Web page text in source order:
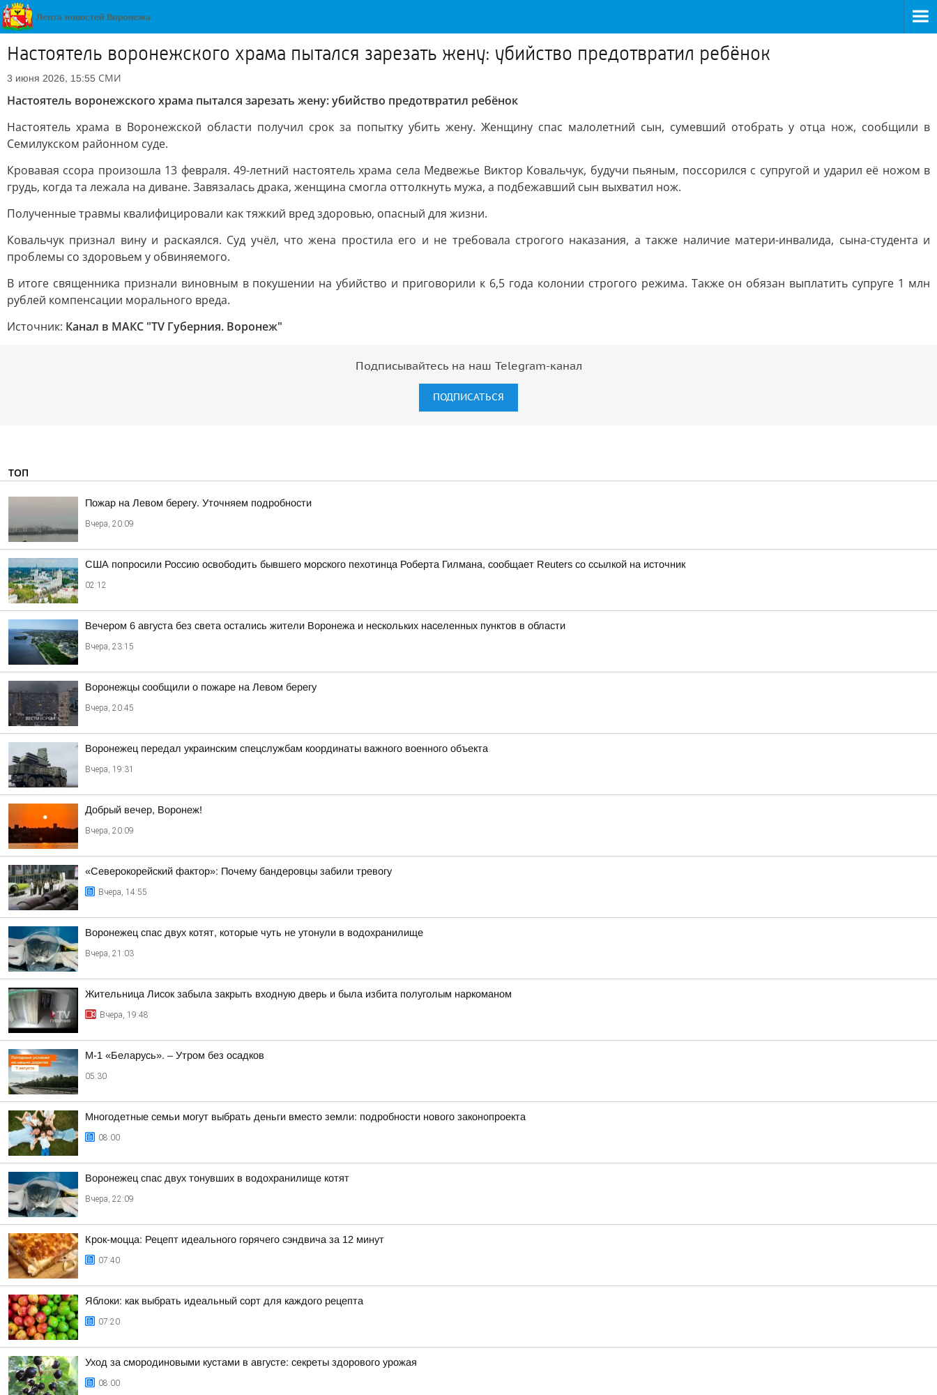
Настоятель воронежского храма пытался зарезать жену: убийство предотвратил ребёнок
3 июня 2026, 15:55 СМИ
Настоятель воронежского храма пытался зарезать жену: убийство предотвратил ребёнок
Настоятель храма в Воронежской области получил срок за попытку убить жену. Женщину спас малолетний сын, сумевший отобрать у отца нож, сообщили в
Семилукском районном суде.
Кровавая ссора произошла 13 февраля. 49-летний настоятель храма села Медвежье Виктор Ковальчук, будучи пьяным, поссорился с супругой и ударил её ножом в
грудь, когда та лежала на диване. Завязалась драка, женщина смогла оттолкнуть мужа, а подбежавший сын выхватил нож.
Полученные травмы квалифицировали как тяжкий вред здоровью, опасный для жизни.
Ковальчук признал вину и раскаялся. Суд учёл, что жена простила его и не требовала строгого наказания, а также наличие матери-инвалида, сына-студента и
проблемы со здоровьем у обвиняемого.
В итоге священника признали виновным в покушении на убийство и приговорили к 6,5 года колонии строгого режима. Также он обязан выплатить супруге 1 млн
рублей компенсации морального вреда.
Источник: Канал в МАКС "TV Губерния. Воронеж"
Подписывайтесь на наш Telegram-канал
ПОДПИСАТЬСЯ
ТОП
Пожар на Левом берегу. Уточняем подробности
Вчера, 20:09
США попросили Россию освободить бывшего морского пехотинца Роберта Гилмана, сообщает Reuters со ссылкой на источник
02:12
Вечером 6 августа без света остались жители Воронежа и нескольких населенных пунктов в области
Вчера, 23:15
Воронежцы сообщили о пожаре на Левом берегу
Вчера, 20:45
Воронежец передал украинским спецслужбам координаты важного военного объекта
Вчера, 19:31
Добрый вечер, Воронеж!
Вчера, 20:09
«Северокорейский фактор»: Почему бандеровцы забили тревогу
Вчера, 14:55
Воронежец спас двух котят, которые чуть не утонули в водохранилище
Вчера, 21:03
Жительница Лисок забыла закрыть входную дверь и была избита полуголым наркоманом
Вчера, 19:48
М-1 «Беларусь». – Утром без осадков
05:30
Многодетные семьи могут выбрать деньги вместо земли: подробности нового законопроекта
08:00
Воронежец спас двух тонувших в водохранилище котят
Вчера, 22:09
Крок-моцца: Рецепт идеального горячего сэндвича за 12 минут
07:40
Яблоки: как выбрать идеальный сорт для каждого рецепта
07:20
Уход за смородиновыми кустами в августе: секреты здорового урожая
08:00